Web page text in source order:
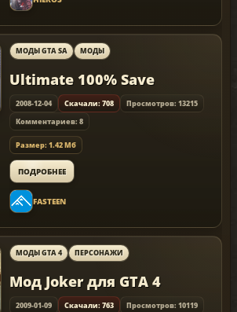
МОДЫ GTA SA МОДЫ
Ultimate 100% Save
2008-12-04 Скачали: 708
Просмотров: 13215
Комментариев: 8
Размер: 1.42 Мб
ПОДРОБНЕЕ
FASTEEN
МОДЫ GTA 4 ПЕРСОНАЖИ
Мод Joker для GTA 4
2009-01-09 Скачали: 763
Просмотров: 10119